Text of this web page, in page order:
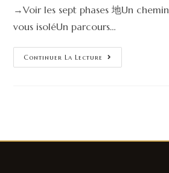
→Voir les sept phases 地Un
vous isoléUn parcours…
Continuer La Lecture